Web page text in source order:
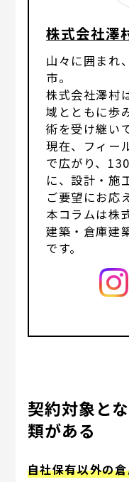
株式会社澤
山々に囲まれ
市。
株式会社澤村
域とともに歩
術を受け継い
現在、フィー
で広がり、
に、設計・施
ご要望にお応
本コラムは株
建築・倉庫建
です。
契約対象と
類がある
自社保有以外の